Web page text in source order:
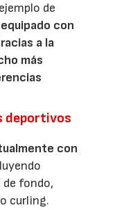
de
equipado con
a la
más
deportivos
con
de fondo,
curling.